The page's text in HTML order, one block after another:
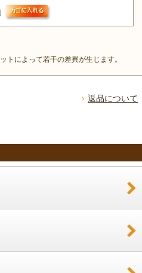
トによって若干の差異が生じます。
返品について